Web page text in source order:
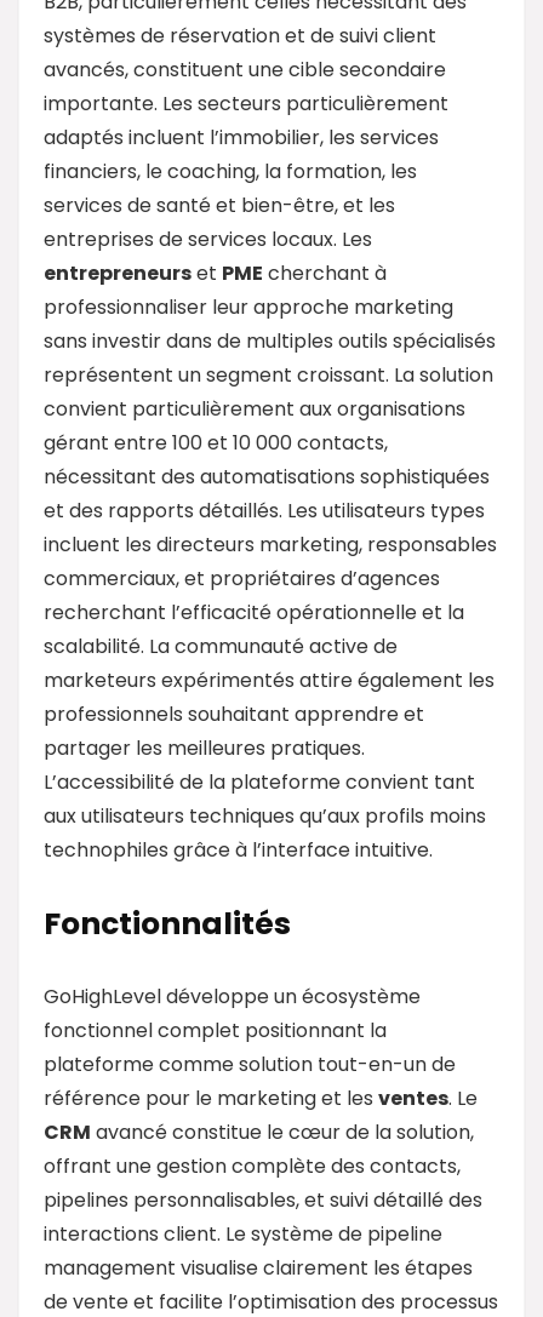
systèmes de réservation et de suivi client
avancés, constituent une cible secondaire
importante. Les secteurs particulièrement
adaptés incluent l’immobilier, les services
financiers, le coaching, la formation, les
services de santé et bien-être, et les
entreprises de services locaux. Les
entrepreneurset PME cherchant à
professionnaliser leur approche marketing
sans investir dans de multiples outils spécialisés
représentent un segment croissant. La solution
convient particulièrement aux organisations
gérant entre 100 et 10 000 contacts,
nécessitant des automatisations sophistiquées
et des rapports détaillés. Les utilisateurs types
incluent les directeurs marketing, responsables
commerciaux, et propriétaires d’agences
recherchant l’efficacité opérationnelle et la
scalabilité. La communauté active de
marketeurs expérimentés attire également les
professionnels souhaitant apprendre et
partager les meilleures pratiques.
L’accessibilité de la plateforme convient tant
aux utilisateurs techniques qu’aux profils moins
technophiles grâce à l’interface intuitive.
Fonctionnalités
GoHighLevel développe un écosystème
fonctionnel complet positionnant la
plateforme comme solution tout-en-un de
référence pour le marketing et les ventes. Le
CRM avancé constitue le cœur de la solution,
offrant une gestion complète des contacts,
pipelines personnalisables, et suivi détaillé des
interactions client. Le système de pipeline
management visualise clairement les étapes
de vente et facilite l’optimisation des processus